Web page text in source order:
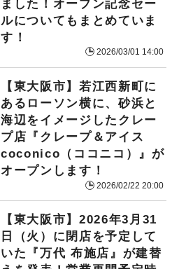
ました！オープン記念セー
ルについてもまとめていま
す！
2026/03/01 14:00
【東大阪市】若江西新町に
あるローソン横に、砂浜と
海辺をイメージしたクレー
プ店『クレープ＆アイス
coconico（ココニコ）』が
オープンします！
2026/02/22 20:00
【東大阪市】2026年3月31
日（火）に閉店を予定して
いた『万代 布施店』が建替